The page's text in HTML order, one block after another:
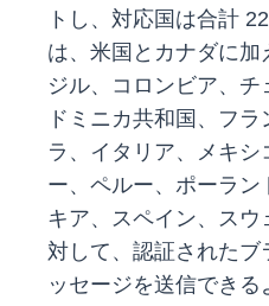
トし、対応国は合計
は、米国とカナダに加
ジル、コロンビア、チ
ドミニカ共和国、フ
ラ、イタリア、メキ
ー、ペルー、ポーラ
キア、スペイン、ス
対して、認証されたブ
ッセージを送信できる